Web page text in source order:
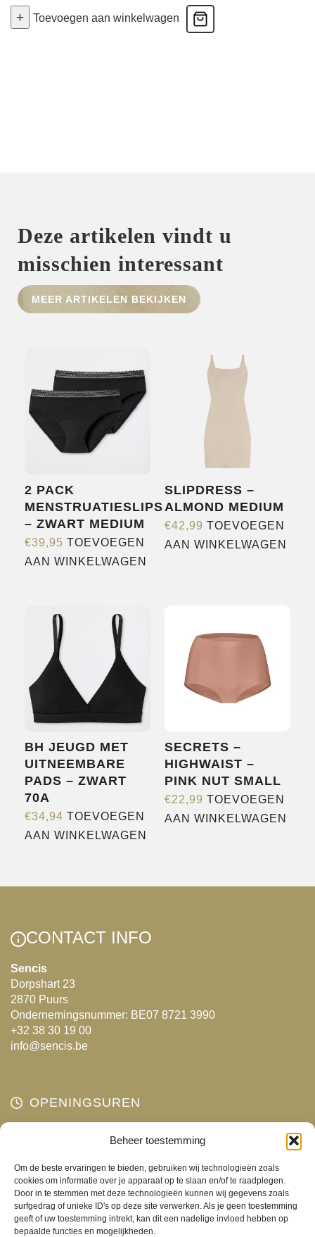
Beheer toestemming
Om de beste ervaringen te bieden, gebruiken wij technologieën zoals
cookies om informatie over je apparaat op te slaan en/of te raadplegen.
Door in te stemmen met deze technologieën kunnen wij gegevens zoals
surfgedrag of unieke ID's op deze site verwerken. Als je geen toestemming
geeft of uw toestemming intrekt, kan dit een nadelige invloed hebben op
bepaalde functies en mogelijkheden.
HOME
MERKEN
NIEUWS
CONTACT
(FSC)
+ Toevoegen aan winkelwagen
Deze artikelen vindt u
misschien interessant
MEER ARTIKELEN BEKIJKEN
2 PACK
MENSTRUATIESLIPS
– ZWART MEDIUM
€39,95 TOEVOEGEN
AAN WINKELWAGEN
SLIPDRESS –
ALMOND MEDIUM
€42,99 TOEVOEGEN
AAN WINKELWAGEN
BH JEUGD MET
UITNEEMBARE
PADS – ZWART
70A
€34,94 TOEVOEGEN
AAN WINKELWAGEN
SECRETS –
HIGHWAIST –
PINK NUT SMALL
€22,99 TOEVOEGEN
AAN WINKELWAGEN
CONTACT INFO
Sencis
Dorpshart 23
2870 Puurs
Ondernemingsnummer: BE07 8721 3990
+32 38 30 19 00
info@sencis.be
OPENINGSUREN
Gesloten
Woensdag
10:00 - 18:00
Donderdag
10:00 - 18:00
Vrijdag
10:00 - 18:00